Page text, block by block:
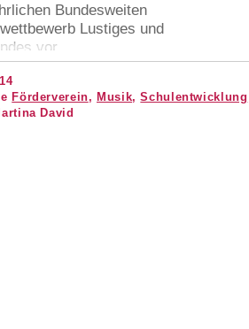
Bundesweiten
Lustiges und
vor.
Förderverein, Musik,Schulentwicklung
David